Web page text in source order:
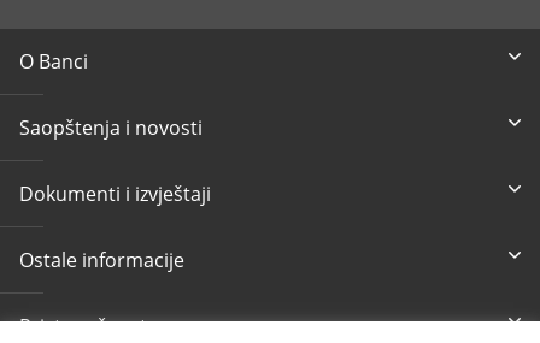
O Banci
Saopštenja i novosti
Dokumenti i izvještaji
Ostale informacije
Pristupačnost